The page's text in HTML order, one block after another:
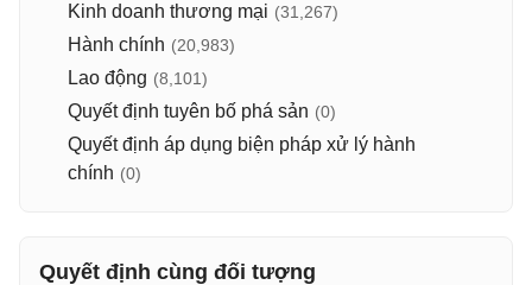
Kinh doanh thương mại (31,267)
Hành chính (20,983)
Lao động (8,101)
Quyết định tuyên bố phá sản (0)
Quyết định áp dụng biện pháp xử lý hành
chính (0)
Quyết định cùng đối tượng